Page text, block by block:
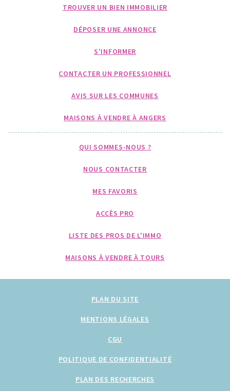
TROUVER UN BIEN IMMOBILIER
DÉPOSER UNE ANNONCE
S'INFORMER
CONTACTER UN PROFESSIONNEL
AVIS SUR LES COMMUNES
MAISONS À VENDRE À ANGERS
QUI SOMMES-NOUS ?
NOUS CONTACTER
MES FAVORIS
ACCÈS PRO
LISTE DES PROS DE L'IMMO
MAISONS À VENDRE À TOURS
PLAN DU SITE
MENTIONS LÉGALES
CGU
POLITIQUE DE CONFIDENTIALITÉ
PLAN DES RECHERCHES